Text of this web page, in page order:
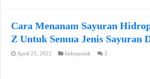
Cara Menanam Sayuran
Z Untuk Semua Jenis Sayuran
April 25, 2022 hidroponik 3